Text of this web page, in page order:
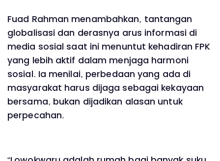
Fuad Rahman menambahkan, tantangan
globalisasi dan derasnya arus informasi di
media sosial saat ini menuntut kehadiran FPK
yang lebih aktif dalam menjaga harmoni
sosial. Ia menilai, perbedaan yang ada di
masyarakat harus dijaga sebagai kekayaan
bersama, bukan dijadikan alasan untuk
perpecahan.